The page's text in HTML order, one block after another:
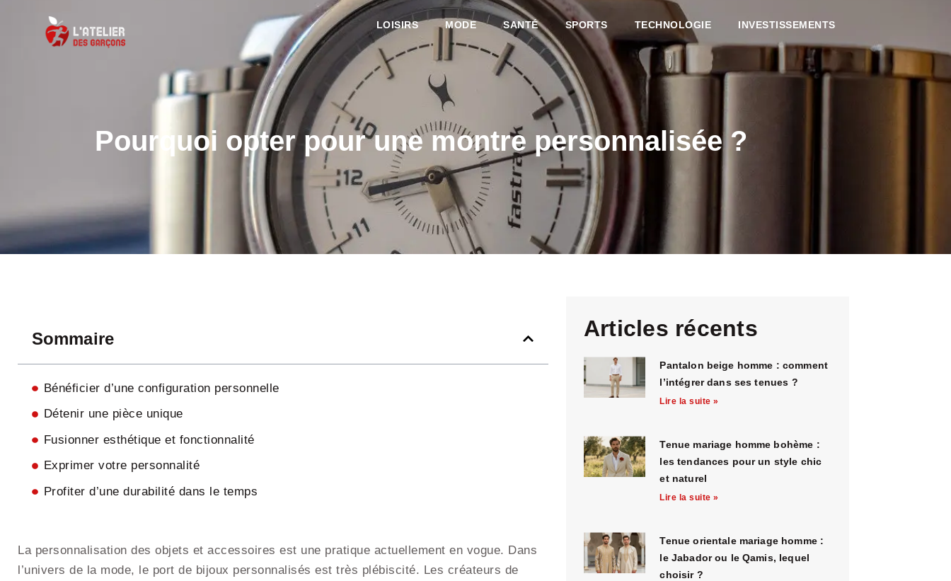
LOISIRS MODE SANTÉ SPORTS TECHNOLOGIE INVESTISSEMENTS
Pourquoi opter pour une montre personnalisée ?
Sommaire
Bénéficier d’une configuration personnelle
Détenir une pièce unique
Fusionner esthétique et fonctionnalité
Exprimer votre personnalité
Profiter d’une durabilité dans le temps
La personnalisation des objets et accessoires est une pratique actuellement en vogue. Dans
l’univers de la mode, le port de bijoux personnalisés est très plébiscité. Les créateurs de
Articles récents
Pantalon beige homme : comment
l’intégrer dans ses tenues ?
Lire la suite »
Tenue mariage homme bohème :
les tendances pour un style chic
et naturel
Lire la suite »
Tenue orientale mariage homme :
le Jabador ou le Qamis, lequel
choisir ?